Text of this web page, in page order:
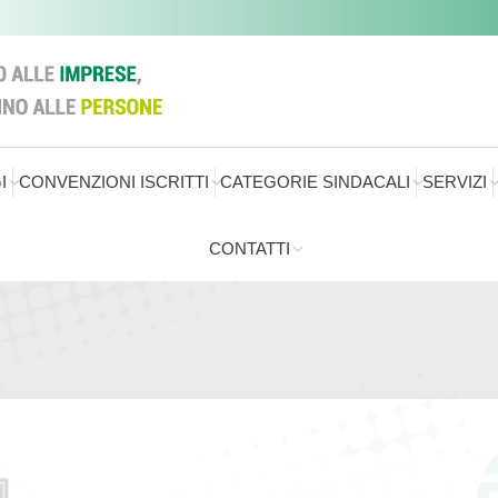
CONVENZIONI ISCRITTI CATEGORIE SINDACALI SERVIZI
CONTATTI